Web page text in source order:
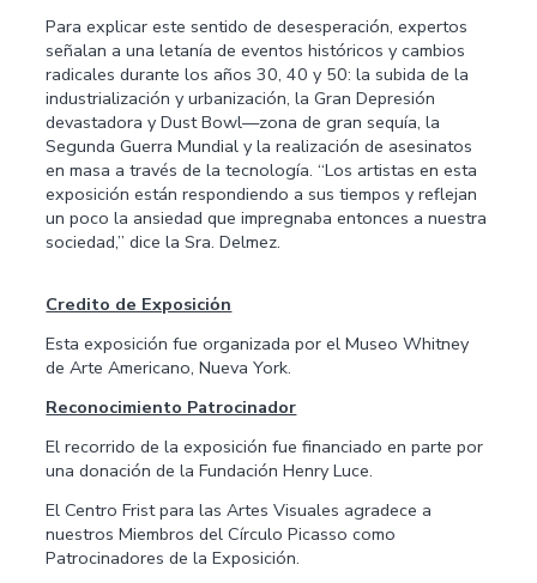
Para explicar este sentido de desesperación, expertos
señalan a una letanía de eventos históricos y cambios
radicales durante los años 30, 40 y 50: la subida de la
industrialización y urbanización, la Gran Depresión
devastadora y Dust Bowl—zona de gran sequía, la
Segunda Guerra Mundial y la realización de asesinatos
en masa a través de la tecnología. “Los artistas en esta
exposición están respondiendo a sus tiempos y reflejan
un poco la ansiedad que impregnaba entonces a nuestra
sociedad,” dice la Sra. Delmez.
Credito de Exposiciόn
Esta exposición fue organizada por el Museo Whitney
de Arte Americano, Nueva York.
Reconocimiento Patrocinador
El recorrido de la exposición fue financiado en parte por
una donación de la Fundación Henry Luce.
El Centro Frist para las Artes Visuales agradece a
nuestros Miembros del Círculo Picasso como
Patrocinadores de la Exposición.